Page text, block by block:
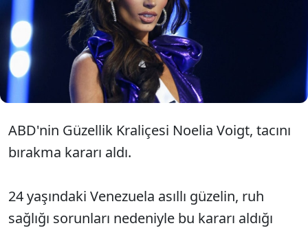
yaşındaki Noelia Voigt, akıl sağlığı
sorunları yaşadığını söyleyerek tacını
geri verdi.
ABD'nin Güzellik Kraliçesi Noelia Voigt, tacını
bırakma kararı aldı.
24 yaşındaki Venezuela asıllı güzelin, ruh
sağlığı sorunları nedeniyle bu kararı aldığı